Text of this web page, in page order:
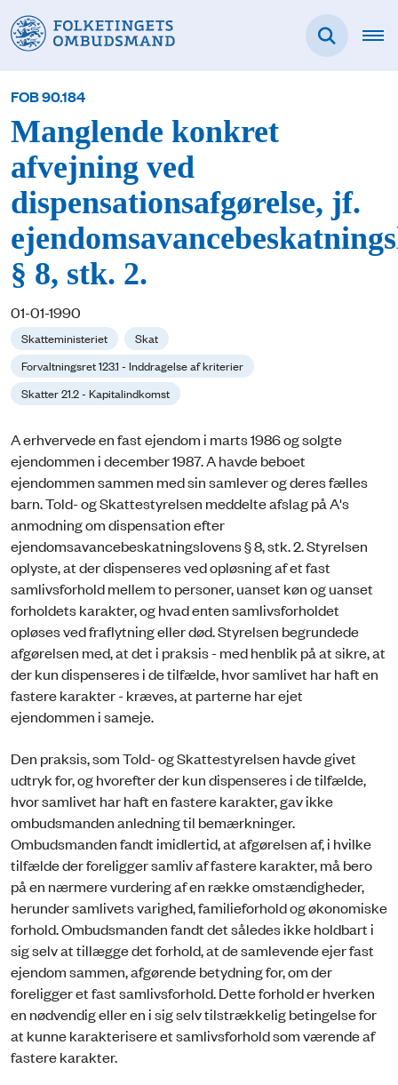
FOB 90.184
Manglende konkret
afvejning ved
dispensationsafgørelse, jf.
§ 8, stk. 2.
01-01-1990
Skatteministeriet
Skat
Forvaltningsret 123.1 - Inddragelse af kriterier
Skatter 21.2 - Kapitalindkomst
A erhvervede en fast ejendom i marts 1986 og solgte
ejendommen i december 1987. A havde beboet
ejendommen sammen med sin samlever og deres fælles
barn. Told- og Skattestyrelsen meddelte afslag på A's
anmodning om dispensation efter
ejendomsavancebeskatningslovens § 8, stk. 2. Styrelsen
oplyste, at der dispenseres ved opløsning af et fast
samlivsforhold mellem to personer, uanset køn og uanset
forholdets karakter, og hvad enten samlivsforholdet
opløses ved fraflytning eller død. Styrelsen begrundede
afgørelsen med, at det i praksis - med henblik på at sikre, at
der kun dispenseres i de tilfælde, hvor samlivet har haft en
fastere karakter - kræves, at parterne har ejet
ejendommen i sameje.
Den praksis, som Told- og Skattestyrelsen havde givet
udtryk for, og hvorefter der kun dispenseres i de tilfælde,
hvor samlivet har haft en fastere karakter, gav ikke
ombudsmanden anledning til bemærkninger.
Ombudsmanden fandt imidlertid, at afgørelsen af, i hvilke
tilfælde der foreligger samliv af fastere karakter, må bero
på en nærmere vurdering af en række omstændigheder,
herunder samlivets varighed, familieforhold og økonomiske
forhold. Ombudsmanden fandt det således ikke holdbart i
sig selv at tillægge det forhold, at de samlevende ejer fast
ejendom sammen, afgørende betydning for, om der
foreligger et fast samlivsforhold. Dette forhold er hverken
en nødvendig eller en i sig selv tilstrækkelig betingelse for
at kunne karakterisere et samlivsforhold som værende af
fastere karakter.